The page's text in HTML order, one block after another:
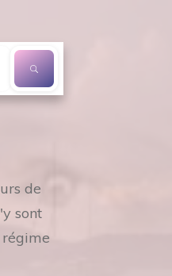
de
sont